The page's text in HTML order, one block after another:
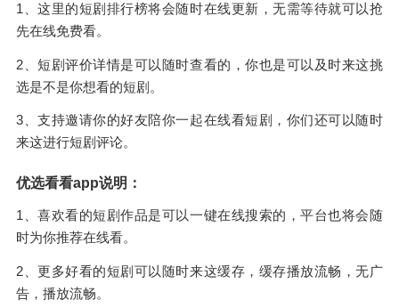
1、这里的短剧排行榜将会随时在线更新，无需等待就可以抢
先在线免费看。
2、短剧评价详情是可以随时查看的，你也是可以及时来这挑
选是不是你想看的短剧。
3、支持邀请你的好友陪你一起在线看短剧，你们还可以随时
来这进行短剧评论。
优选看看app说明：
1、喜欢看的短剧作品是可以一键在线搜索的，平台也将会随
时为你推荐在线看。
2、更多好看的短剧可以随时来这缓存，缓存播放流畅，无广
告，播放流畅。